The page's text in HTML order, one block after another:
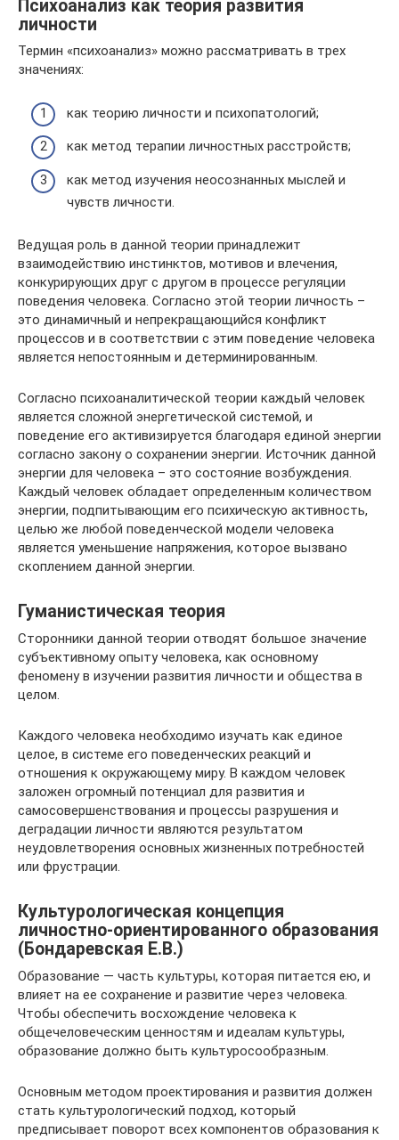
Психоанализ как теория развития
личности
Термин «психоанализ» можно рассматривать в трех
значениях:
как теорию личности и психопатологий;
как метод терапии личностных расстройств;
как метод изучения неосознанных мыслей и
чувств личности.
Ведущая роль в данной теории принадлежит
взаимодействию инстинктов, мотивов и влечения,
конкурирующих друг с другом в процессе регуляции
поведения человека. Согласно этой теории личность –
это динамичный и непрекращающийся конфликт
процессов и в соответствии с этим поведение человека
является непостоянным и детерминированным.
Согласно психоаналитической теории каждый человек
является сложной энергетической системой, и
поведение его активизируется благодаря единой энергии
согласно закону о сохранении энергии. Источник данной
энергии для человека – это состояние возбуждения.
Каждый человек обладает определенным количеством
энергии, подпитывающим его психическую активность,
целью же любой поведенческой модели человека
является уменьшение напряжения, которое вызвано
скоплением данной энергии.
Гуманистическая теория
Сторонники данной теории отводят большое значение
субъективному опыту человека, как основному
феномену в изучении развития личности и общества в
целом.
Каждого человека необходимо изучать как единое
целое, в системе его поведенческих реакций и
отношения к окружающему миру. В каждом человек
заложен огромный потенциал для развития и
самосовершенствования и процессы разрушения и
деградации личности являются результатом
неудовлетворения основных жизненных потребностей
или фрустрации.
Культурологическая концепция
личностно-ориентированного образования
(Бондаревская Е.В.)
Образование — часть культуры, которая питается ею, и
влияет на ее сохранение и развитие через человека.
Чтобы обеспечить восхождение человека к
общечеловеческим ценностям и идеалам культуры,
образование должно быть культуросообразным.
Основным методом проектирования и развития должен
стать культурологический подход, который
предписывает поворот всех компонентов образования к